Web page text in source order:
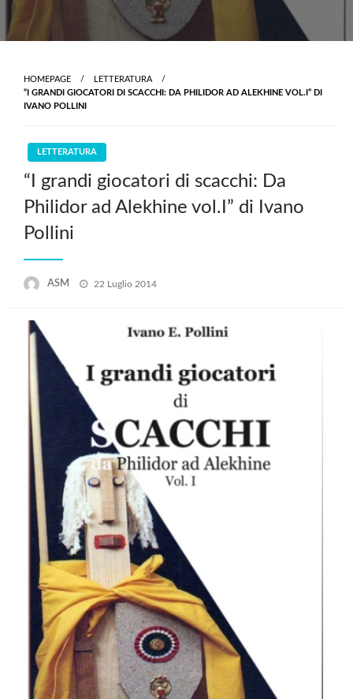
HOMEPAGE
LETTERATURA
“I GRANDI GIOCATORI DI SCACCHI: DA PHILIDOR AD ALEKHINE VOL.I” DI
IVANO POLLINI
LETTERATURA
“I grandi giocatori di scacchi: Da
Philidor ad Alekhine vol.I” di Ivano
Pollini
ASM
Posted
22 Luglio 2014